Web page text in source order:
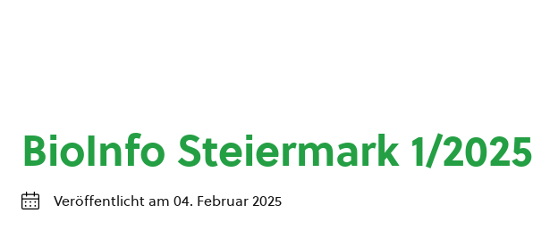
BioInfo Steiermark 1/2025
Veröffentlicht am 04. Februar 2025